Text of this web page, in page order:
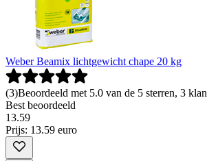
Weber Beamix lichtgewicht chape 20 kg
(3)Beoordeeld met 5.0 van de 5 sterren, 3
Best beoordeeld
13.59
Prijs: 13.59 euro